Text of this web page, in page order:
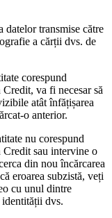
datelor transmise către
a cărții dvs. de
corespund
va fi necesar să
atât înfățișarea
o anterior.
nu corespund
sau intervine o
din nou încărcarea
eroarea subzistă, veți
cu unul dintre
dvs.